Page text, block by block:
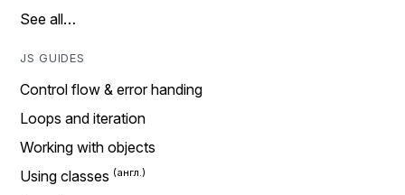
See all…
JS GUIDES
Control flow & error handing
Loops and iteration
Working with objects
Using classes